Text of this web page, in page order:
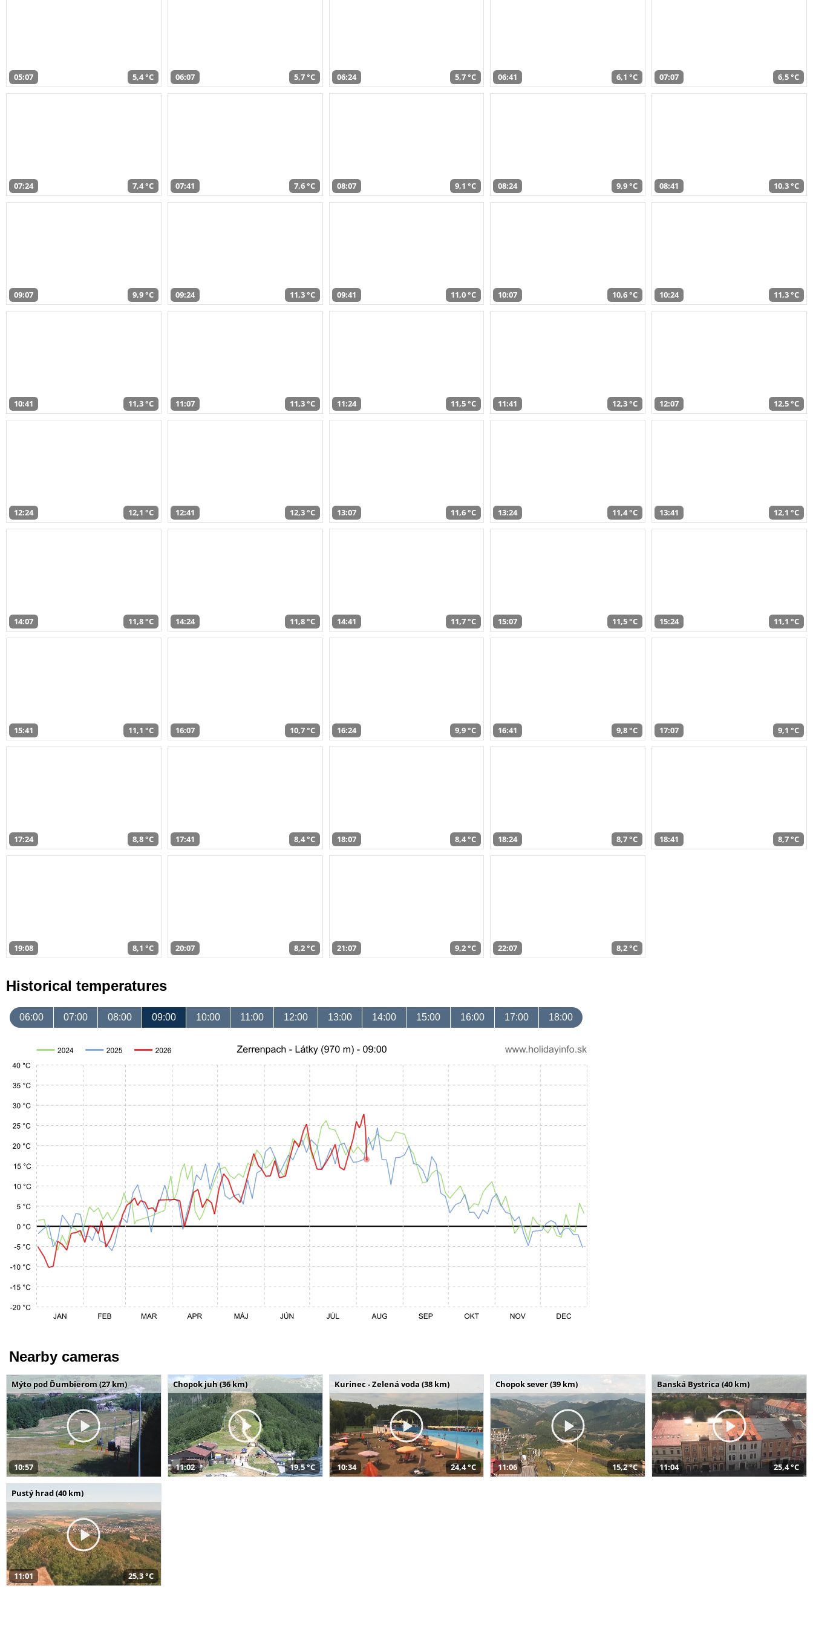
05:07 5,4 °C 06:07 5,7 °C 06:24 5,7 °C 06:41 6,1 °C 07:07 6,5 °C
07:24 7,4 °C 07:41 7,6 °C 08:07 9,1 °C 08:24 9,9 °C 08:41 10,3 °C
09:07 9,9 °C 09:24 11,3 °C 09:41 11,0 °C 10:07 10,6 °C 10:24 11,3 °C
10:41 11,3 °C 11:07 11,3 °C 11:24 11,5 °C 11:41 12,3 °C 12:07 12,5 °C
12:24 12,1 °C 12:41 12,3 °C 13:07 11,6 °C 13:24 11,4 °C 13:41 12,1 °C
14:07 11,8 °C 14:24 11,8 °C 14:41 11,7 °C 15:07 11,5 °C 15:24 11,1 °C
15:41 11,1 °C 16:07 10,7 °C 16:24 9,9 °C 16:41 9,8 °C 17:07 9,1 °C
17:24 8,8 °C 17:41 8,4 °C 18:07 8,4 °C 18:24 8,7 °C 18:41 8,7 °C
19:08 8,1 °C 20:07 8,2 °C 21:07 9,2 °C 22:07 8,2 °C
Historical temperatures
06:00 07:00 08:00 09:00 10:00 11:00 12:00 13:00 14:00 15:00 16:00 17:00 18:00
Nearby cameras
Mýto pod Ďumbierom (27 km)
10:57
Chopok juh (36 km)
11:02 19,5 °C
Kurinec - Zelená voda (38 km)
10:34 24,4 °C
Chopok sever (39 km)
11:06 15,2 °C
Banská Bystrica (40 km)
11:04 25,4 °C
Pustý hrad (40 km)
11:01 25,3 °C